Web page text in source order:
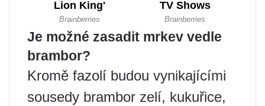
Je možné zasadit mrkev vedle
brambor?
Kromě fazolí budou vynikajícími
sousedy brambor zelí, kukuřice,